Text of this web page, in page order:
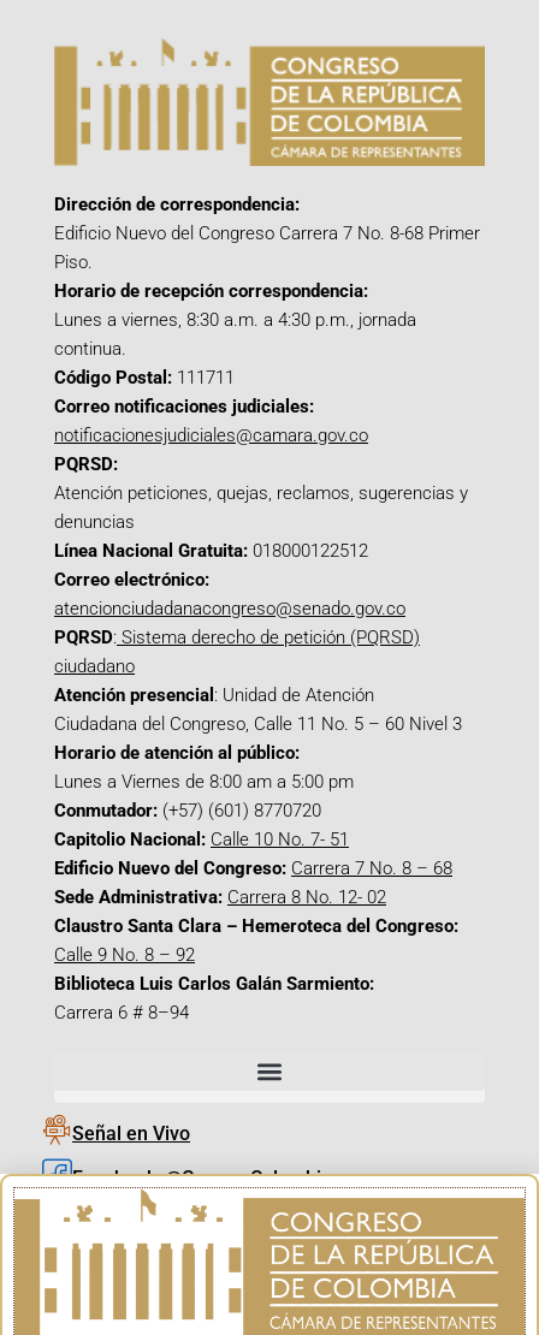
Dirección de correspondencia:
Edificio Nuevo del Congreso Carrera 7 No. 8-68 Primer
Piso.
Horario de recepción correspondencia:
Lunes a viernes, 8:30 a.m. a 4:30 p.m., jornada
continua.
Código Postal: 111711
Correo notificaciones judiciales:
notificacionesjudiciales@camara.gov.co
PQRSD:
Atención peticiones, quejas, reclamos, sugerencias y
denuncias
Línea Nacional Gratuita: 018000122512
Correo electrónico:
atencionciudadanacongreso@senado.gov.co
PQRSD: Sistema derecho de petición (PQRSD)
ciudadano
Atención presencial : Unidad de Atención
Ciudadana del Congreso, Calle 11 No. 5 – 60 Nivel 3
Horario de atención al público:
Lunes a Viernes de 8:00 am a 5:00 pm
Conmutador: (+57) (601) 8770720
Capitolio Nacional: Calle 10 No. 7- 51
Edificio Nuevo del Congreso: Carrera 7 No. 8 – 68
Sede Administrativa: Carrera 8 No. 12- 02
Claustro Santa Clara – Hemeroteca del Congreso:
Calle 9 No. 8 – 92
Biblioteca Luis Carlos Galán Sarmiento:
Carrera 6 # 8–94
Señal en Vivo
Facebook_@CamaraColombia
Instagram_@CamaraColombia
X_@CamaraColombia
Youtube_@CamaraColombia